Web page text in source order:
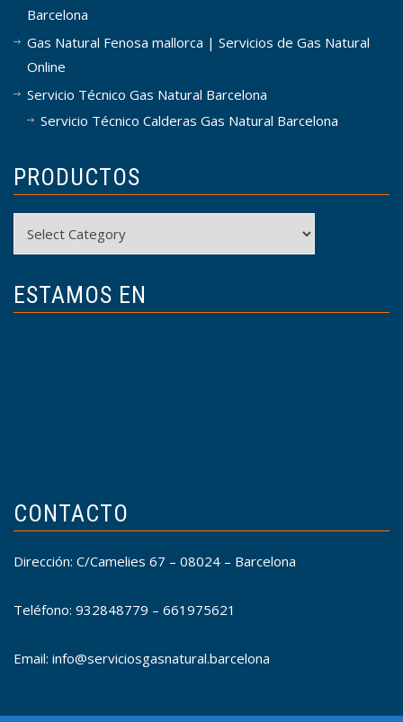
Barcelona
Gas Natural Fenosa mallorca | Servicios de Gas Natural
Online
Servicio Técnico Gas Natural Barcelona
Servicio Técnico Calderas Gas Natural Barcelona
PRODUCTOS
ESTAMOS EN
CONTACTO
Dirección: C/Camelies 67 – 08024 – Barcelona
Teléfono: 932848779 – 661975621
Email: info@serviciosgasnatural.barcelona